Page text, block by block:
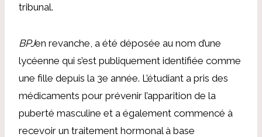
tribunal.
BPJen revanche, a été déposée au nom d’une
lycéenne qui s’est publiquement identifiée comme
une fille depuis la 3e année. L’étudiant a pris des
médicaments pour prévenir l’apparition de la
puberté masculine et a également commencé à
recevoir un traitement hormonal à base